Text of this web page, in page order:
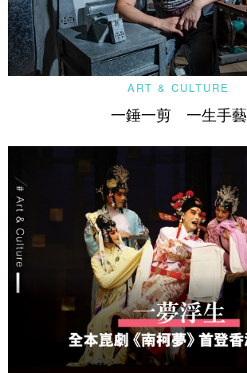
ART & CULTURE
一錘一剪 一生手藝